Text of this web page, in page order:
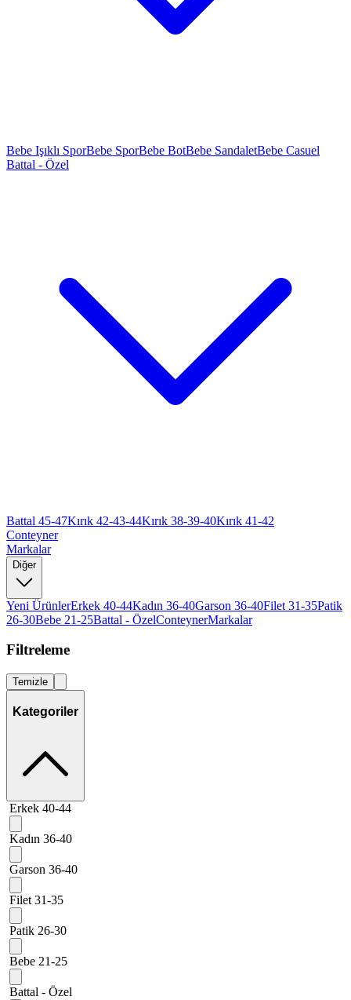
Bebe Işıklı SporBebe SporBebe BotBebe SandaletBebe Casuel
Battal - Özel
Battal 45-47Kırık 42-43-44Kırık 38-39-40Kırık 41-42
Conteyner
Markalar
Diğer
Yeni ÜrünlerErkek 40-44Kadın 36-40Garson 36-40Filet 31-35Patik
26-30Bebe 21-25Battal - ÖzelConteynerMarkalar
Filtreleme
Temizle
Kategoriler
Erkek 40-44
Kadın 36-40
Garson 36-40
Filet 31-35
Patik 26-30
Bebe 21-25
Battal - Özel